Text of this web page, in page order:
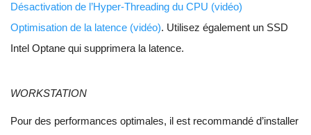
Désactivation de l’Hyper-Threading du CPU (vidéo)
Optimisation de la latence (vidéo). Utilisez également un SSD
Intel Optane qui supprimera la latence.
WORKSTATION
Pour des performances optimales, il est recommandé d’installer